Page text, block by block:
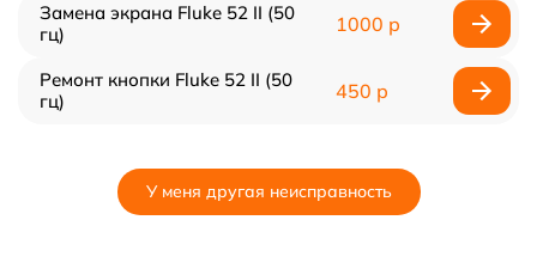
Замена экрана Fluke 52 II (50
гц)
1000 р
Ремонт кнопки Fluke 52 II (50
гц)
450 р
У меня другая неисправность